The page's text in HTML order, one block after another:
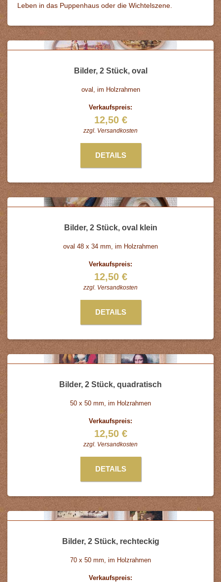
Leben in das Puppenhaus oder die Wichtelszene.
Bilder, 2 Stück, oval
oval, im Holzrahmen
Verkaufspreis:
12,50 €
zzgl. Versandkosten
DETAILS
Bilder, 2 Stück, oval klein
oval 48 x 34 mm, im Holzrahmen
Verkaufspreis:
12,50 €
zzgl. Versandkosten
DETAILS
Bilder, 2 Stück, quadratisch
50 x 50 mm, im Holzrahmen
Verkaufspreis:
12,50 €
zzgl. Versandkosten
DETAILS
Bilder, 2 Stück, rechteckig
70 x 50 mm, im Holzrahmen
Verkaufspreis: